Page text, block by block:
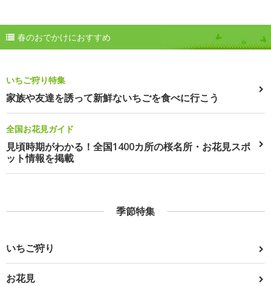
春のおでかけにおすすめ
いちご狩り特集
家族や友達を誘って新鮮ないちごを食べに行こう
全国お花見ガイド
見頃時期がわかる！全国1400カ所の桜名所・お花見スポ
ット情報を掲載
季節特集
いちご狩り
お花見